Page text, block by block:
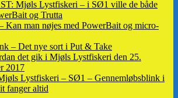
Mjøls Lystfiskeri – i SØ1 ville de både
og Trutta
Kan man nøjes med PowerBait og micro-
– Det nye sort i Put & Take
det gik i Mjøls Lystfiskeri den 25.
2017
Lystfiskeri – SØ1 – Gennemløbsblink i
fanger altid